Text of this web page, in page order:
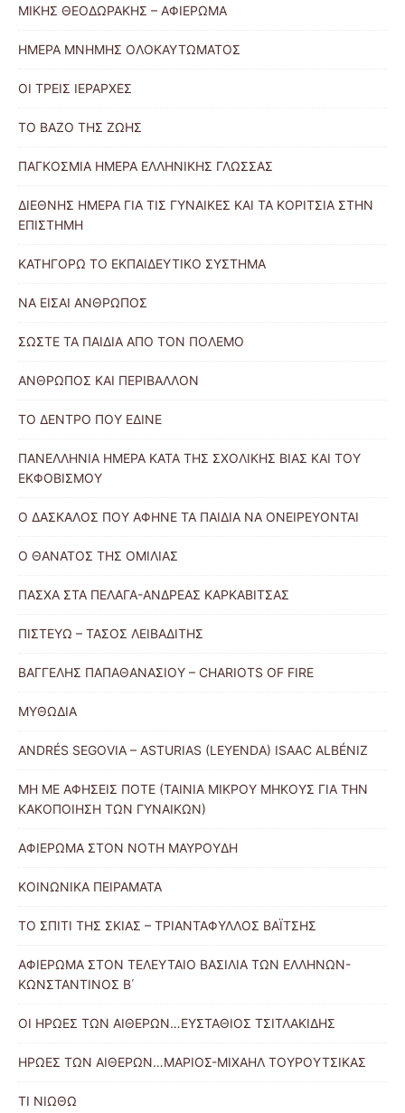
ΜΙΚΗΣ ΘΕΟΔΩΡΑΚΗΣ – ΑΦΙΕΡΩΜΑ
ΗΜΕΡΑ ΜΝΗΜΗΣ ΟΛΟΚΑΥΤΩΜΑΤΟΣ
ΟΙ ΤΡΕΙΣ ΙΕΡΑΡΧΕΣ
ΤΟ ΒΑΖΟ ΤΗΣ ΖΩΗΣ
ΠΑΓΚΟΣΜΙΑ ΗΜΕΡΑ ΕΛΛΗΝΙΚΗΣ ΓΛΩΣΣΑΣ
ΔΙΕΘΝΗΣ ΗΜΕΡΑ ΓΙΑ ΤΙΣ ΓΥΝΑΙΚΕΣ ΚΑΙ ΤΑ ΚΟΡΙΤΣΙΑ ΣΤΗΝ
ΕΠΙΣΤΗΜΗ
ΚΑΤΗΓΟΡΩ ΤΟ ΕΚΠΑΙΔΕΥΤΙΚΟ ΣΥΣΤΗΜΑ
ΝΑ ΕΙΣΑΙ ΑΝΘΡΩΠΟΣ
ΣΩΣΤΕ ΤΑ ΠΑΙΔΙΑ ΑΠΟ ΤΟΝ ΠΟΛΕΜΟ
ΑΝΘΡΩΠΟΣ ΚΑΙ ΠΕΡΙΒΑΛΛΟΝ
ΤΟ ΔΕΝΤΡΟ ΠΟΥ ΕΔΙΝΕ
ΠΑΝΕΛΛΗΝΙΑ ΗΜΕΡΑ ΚΑΤΑ ΤΗΣ ΣΧΟΛΙΚΗΣ ΒΙΑΣ ΚΑΙ ΤΟΥ
ΕΚΦΟΒΙΣΜΟΥ
Ο ΔΑΣΚΑΛΟΣ ΠΟΥ ΑΦΗΝΕ ΤΑ ΠΑΙΔΙΑ ΝΑ ΟΝΕΙΡΕΥΟΝΤΑΙ
Ο ΘΑΝΑΤΟΣ ΤΗΣ ΟΜΙΛΙΑΣ
ΠΑΣΧΑ ΣΤΑ ΠΕΛΑΓΑ-ΑΝΔΡΕΑΣ ΚΑΡΚΑΒΙΤΣΑΣ
ΠΙΣΤΕΥΩ – ΤΑΣΟΣ ΛΕΙΒΑΔΙΤΗΣ
ΒΑΓΓΕΛΗΣ ΠΑΠΑΘΑΝΑΣΙΟΥ – CHARIOTS OF FIRE
ΜΥΘΩΔΙΑ
ANDRÉS SEGOVIA – ASTURIAS (LEYENDA) ISAAC ALBÉNIZ
ΜΗ ΜΕ ΑΦΗΣΕΙΣ ΠΟΤΕ (ΤΑΙΝΙΑ ΜΙΚΡΟΥ ΜΗΚΟΥΣ ΓΙΑ ΤΗΝ
ΚΑΚΟΠΟΙΗΣΗ ΤΩΝ ΓΥΝΑΙΚΩΝ)
ΑΦΙΕΡΩΜΑ ΣΤΟΝ ΝΟΤΗ ΜΑΥΡΟΥΔΗ
ΚΟΙΝΩΝΙΚΑ ΠΕΙΡΑΜΑΤΑ
ΤΟ ΣΠΙΤΙ ΤΗΣ ΣΚΙΑΣ – ΤΡΙΑΝΤΑΦΥΛΛΟΣ ΒΑΪΤΣΗΣ
ΑΦΙΕΡΩΜΑ ΣΤΟΝ ΤΕΛΕΥΤΑΙΟ ΒΑΣΙΛΙΑ ΤΩΝ ΕΛΛΗΝΩΝ-
ΚΩΝΣΤΑΝΤΙΝΟΣ Β΄
ΟΙ ΗΡΩΕΣ ΤΩΝ ΑΙΘΕΡΩΝ…ΕΥΣΤΑΘΙΟΣ ΤΣΙΤΛΑΚΙΔΗΣ
ΗΡΩΕΣ ΤΩΝ ΑΙΘΕΡΩΝ…ΜΑΡΙΟΣ-ΜΙΧΑΗΛ ΤΟΥΡΟΥΤΣΙΚΑΣ
ΤΙ ΝΙΩΘΩ